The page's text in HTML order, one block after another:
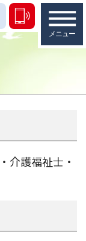
介護福祉士・